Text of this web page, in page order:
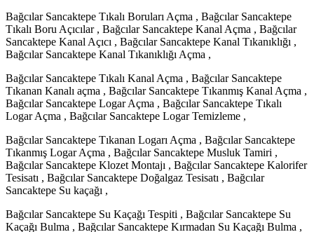
Bağcılar Sancaktepe Tıkalı Boruları Açma , Bağcılar Sancaktepe
Tıkalı Boru Açıcılar , Bağcılar Sancaktepe Kanal Açma , Bağcılar
Sancaktepe Kanal Açıcı , Bağcılar Sancaktepe Kanal Tıkanıklığı ,
Bağcılar Sancaktepe Kanal Tıkanıklığı Açma ,
Bağcılar Sancaktepe Tıkalı Kanal Açma , Bağcılar Sancaktepe
Tıkanan Kanalı açma , Bağcılar Sancaktepe Tıkanmış Kanal Açma ,
Bağcılar Sancaktepe Logar Açma , Bağcılar Sancaktepe Tıkalı
Logar Açma , Bağcılar Sancaktepe Logar Temizleme ,
Bağcılar Sancaktepe Tıkanan Logarı Açma , Bağcılar Sancaktepe
Tıkanmış Logar Açma , Bağcılar Sancaktepe Musluk Tamiri ,
Bağcılar Sancaktepe Klozet Montajı , Bağcılar Sancaktepe Kalorifer
Tesisatı , Bağcılar Sancaktepe Doğalgaz Tesisatı , Bağcılar
Sancaktepe Su kaçağı ,
Bağcılar Sancaktepe Su Kaçağı Tespiti , Bağcılar Sancaktepe Su
Kaçağı Bulma , Bağcılar Sancaktepe Kırmadan Su Kaçağı Bulma ,